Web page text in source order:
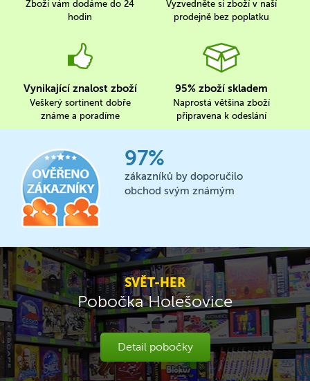
Zboží vám dodáme do 24
hodin
Vyzvedněte si zboží v naší
prodejně bez poplatku
Vynikající znalost zboží
Veškerý sortinent dobře
známe a poradíme
95% zboží skladem
Naprostá většina zboží
připravena k odeslání
97%
zákazníků by doporučilo
obchod svým známým
SVĚT-HER
Pobočka Holešovice
Detail pobočky